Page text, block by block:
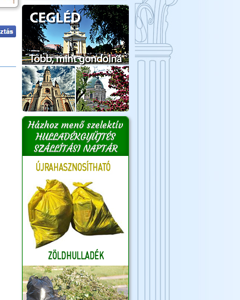
Házhoz menő szelektív
HULLADÉKGYŰJTÉS
SZÁLLÍTÁSI NAPTÁR